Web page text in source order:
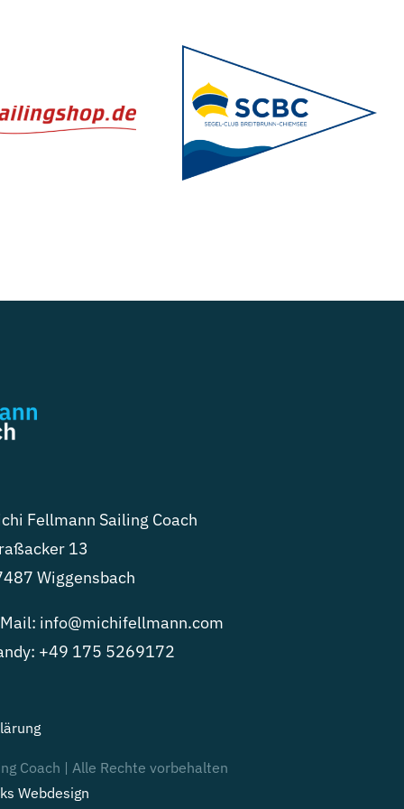
Fellmann Sailing Coach
13
Wiggensbach
info@michifellmann.com
+49 175 5269172
Coach | Alle Rechte vorbehalten
Webdesign